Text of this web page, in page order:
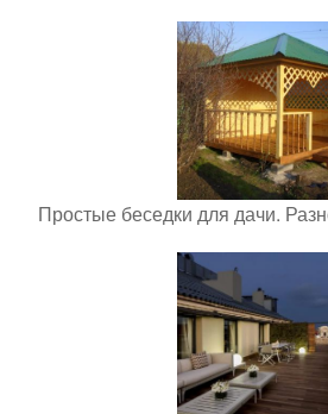
Простые беседки для дачи.